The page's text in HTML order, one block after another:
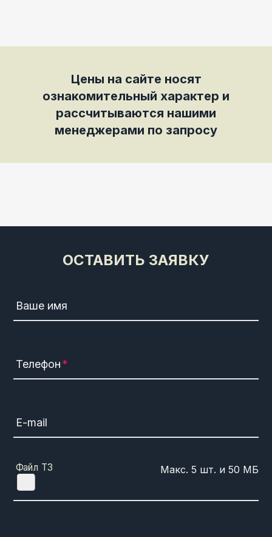
Цены на сайте носят
ознакомительный характер и
рассчитываются нашими
менеджерами по запросу
ОСТАВИТЬ ЗАЯВКУ
Ваше имя
Телефон
E-mail
Файл ТЗ